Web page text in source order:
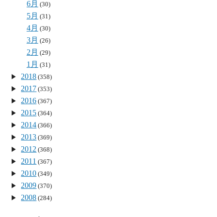
6月 (30)
5月 (31)
4月 (30)
3月 (26)
2月 (29)
1月 (31)
2018 (358)
2017 (353)
2016 (367)
2015 (364)
2014 (366)
2013 (369)
2012 (368)
2011 (367)
2010 (349)
2009 (370)
2008 (284)